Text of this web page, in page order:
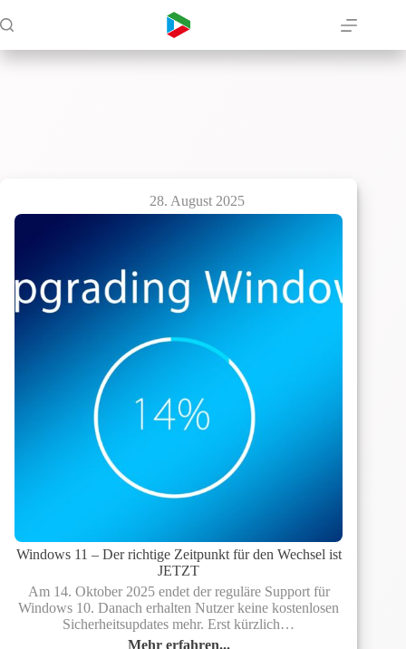
Inhalt
28. August 2025
Windows 11 – Der richtige Zeitpunkt für den Wechsel ist
JETZT
Am 14. Oktober 2025 endet der reguläre Support für
Windows 10. Danach erhalten Nutzer keine kostenlosen
Sicherheitsupdates mehr. Erst kürzlich…
Mehr erfahren...